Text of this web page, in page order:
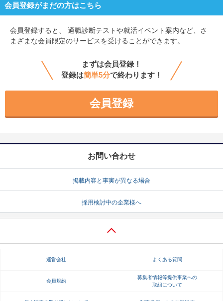
会員登録がまだの方はこちら
会員登録すると、
適職診断テストや就活イベント案内など、さ
まざまな会員限定のサービスを受けることができます。
まずは会員登録！
登録は簡単5分で終わります！
会員登録
お問い合わせ
掲載内容と事実が異なる場合
採用検討中の企業様へ
運営会社 よくある質問
会員規約
募集者情報等提供事業への
取組について